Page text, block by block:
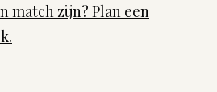
match zijn? Plan een